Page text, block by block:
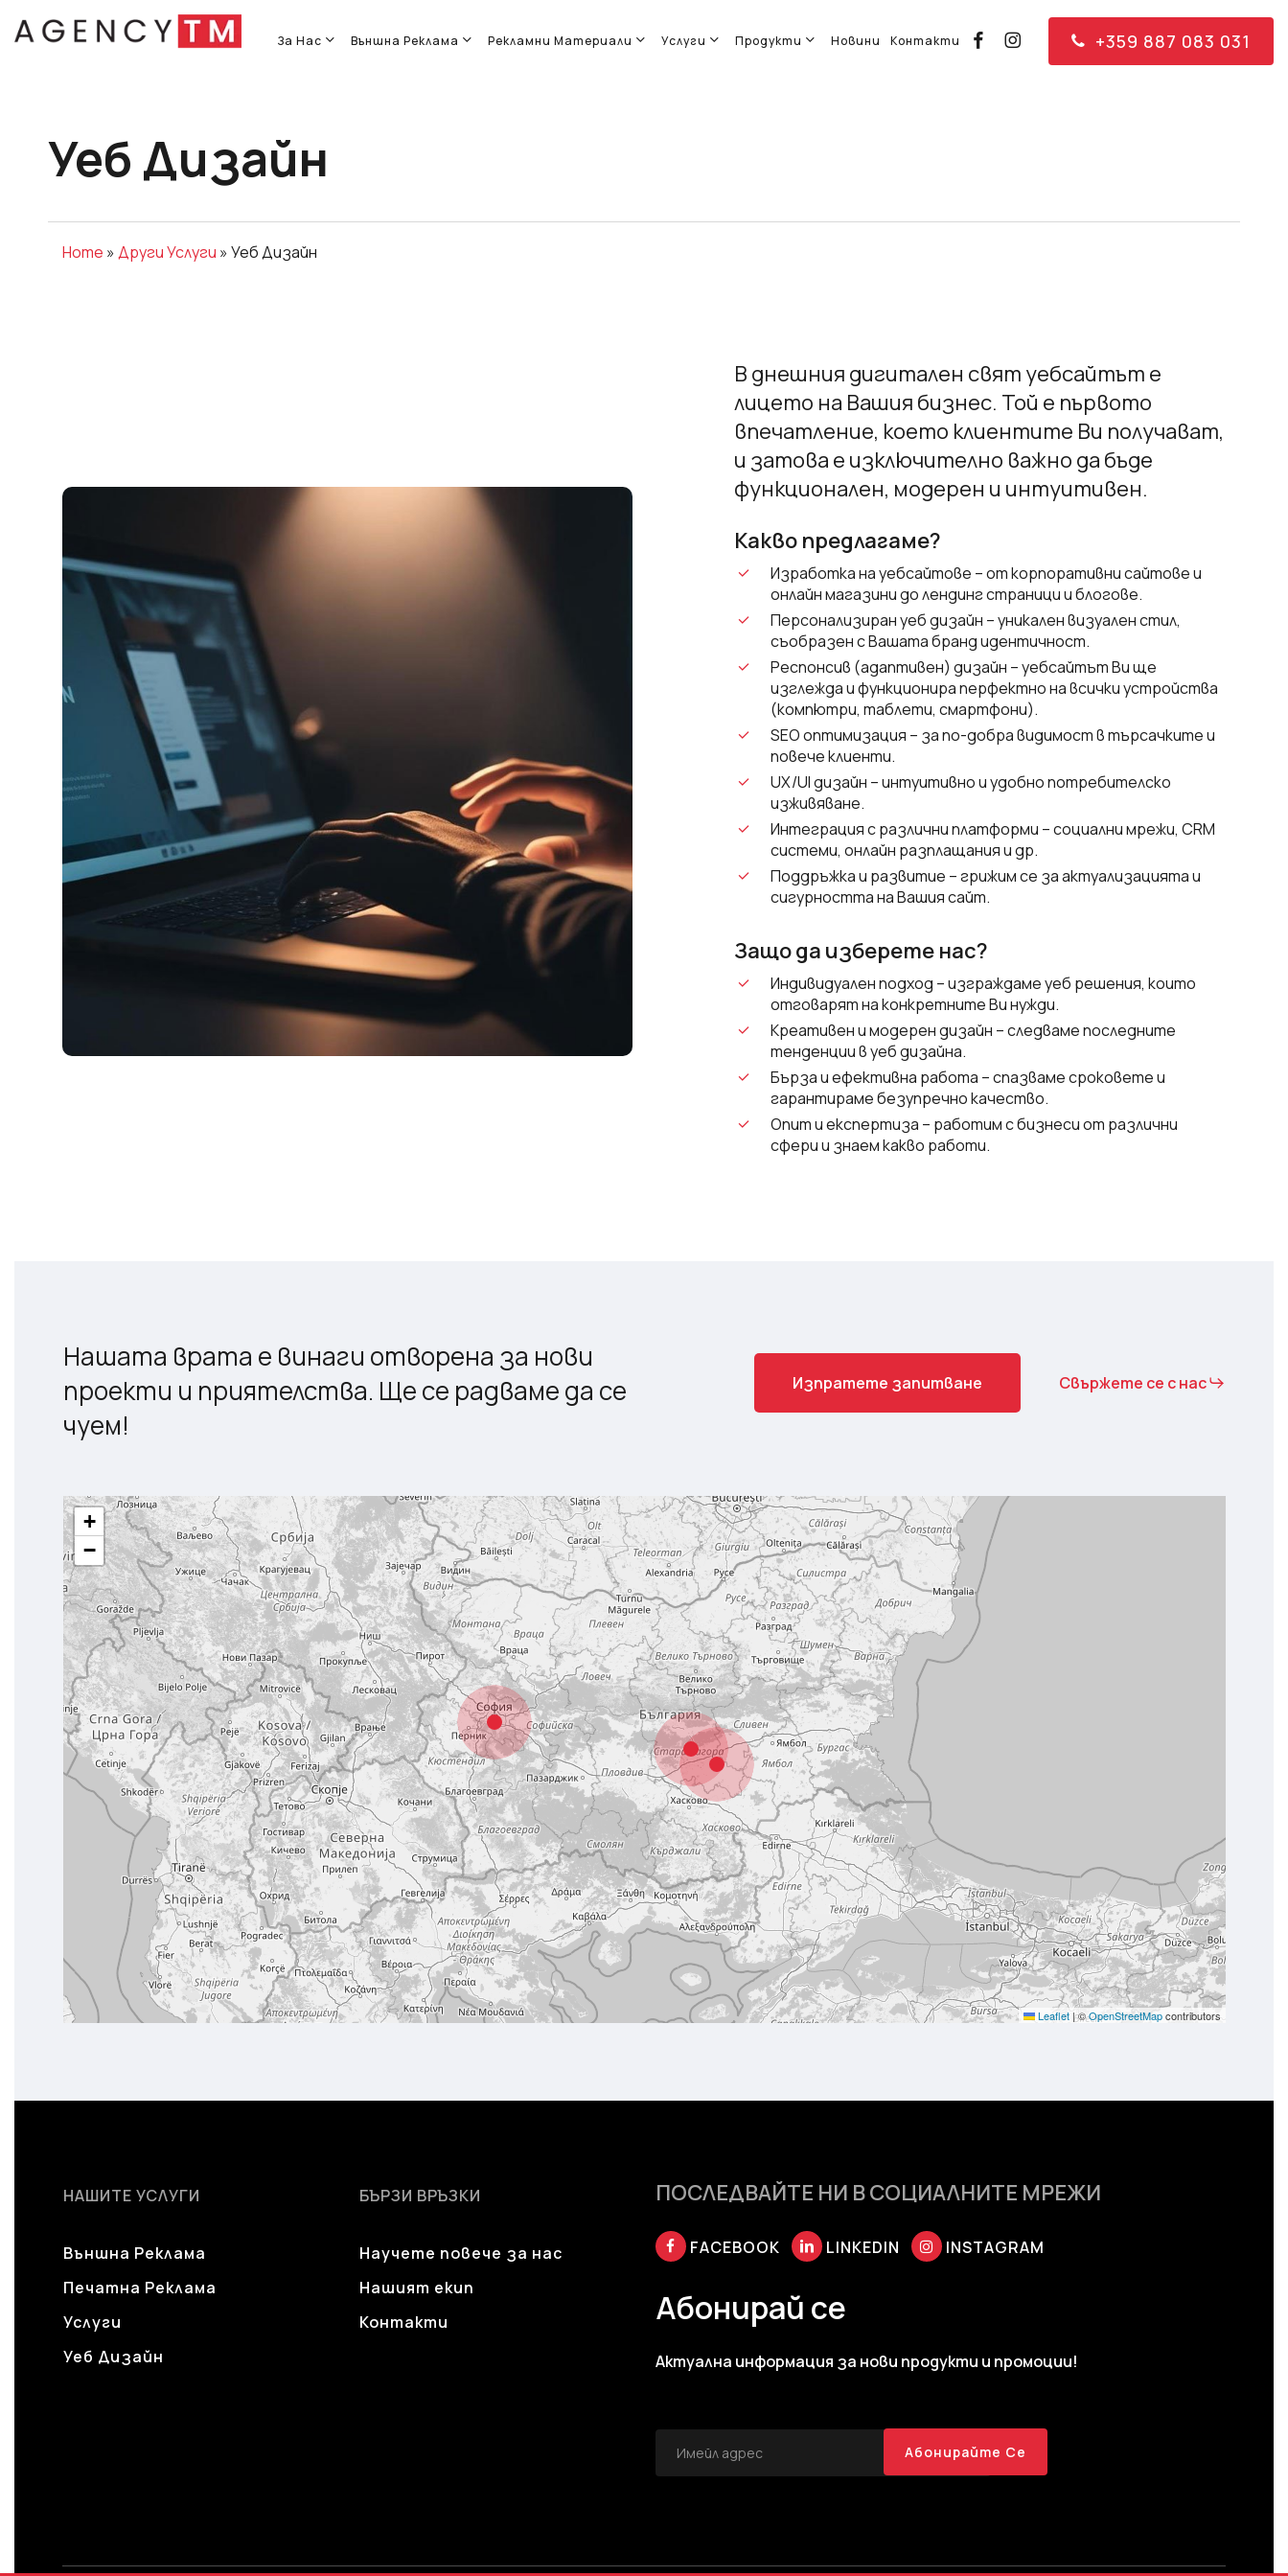
За Нас Външна Реклама Рекламни Материали Услуги Продукти Новини Контакти facebookinstagram +359 887 083 031
Уеб Дизайн
Home » Други Услуги » Уеб Дизайн
В днешния дигитален свят уебсайтът е
лицето на Вашия бизнес. Той е първото
впечатление, което клиентите Ви получават,
и затова е изключително важно да бъде
функционален, модерен и интуитивен.
Какво предлагаме?
Изработка на уебсайтове – от корпоративни сайтове и
онлайн магазини до лендинг страници и блогове.
Персонализиран уеб дизайн – уникален визуален стил,
съобразен с Вашата бранд идентичност.
Респонсив (адаптивен) дизайн – уебсайтът Ви ще
изглежда и функционира перфектно на всички устройства
(компютри, таблети, смартфони).
SEO оптимизация – за по-добра видимост в търсачките и
повече клиенти.
UX/UI дизайн – интуитивно и удобно потребителско
изживяване.
Интеграция с различни платформи – социални мрежи, CRM
системи, онлайн разплащания и др.
Поддръжка и развитие – грижим се за актуализацията и
сигурността на Вашия сайт.
Защо да изберете нас?
Индивидуален подход – изграждаме уеб решения, които
отговарят на конкретните Ви нужди.
Креативен и модерен дизайн – следваме последните
тенденции в уеб дизайна.
Бърза и ефективна работа – спазваме сроковете и
гарантираме безупречно качество.
Опит и експертиза – работим с бизнеси от различни
сфери и знаем какво работи.
Нашата врата е винаги отворена за нови
проекти и приятелства. Ще се радваме да се
чуем!
Изпратете запитване Свържете се с нас
+
−
Leaflet |©OpenStreetMapcontributors
НАШИТЕ УСЛУГИ
Външна Реклама
Печатна Реклама
Услуги
Уеб Дизайн
БЪРЗИ ВРЪЗКИ
Научете повече за нас
Нашият екип
Контакти
ПОСЛЕДВАЙТЕ НИ В СОЦИАЛНИТЕ МРЕЖИ
FACEBOOK LINKEDIN INSTAGRAM
Абонирай се
Актуална информация за нови продукти и промоции!